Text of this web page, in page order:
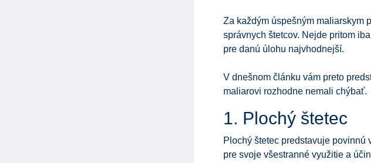
Za každým úspešným maliarskym
správnych štetcov. Nejde pritom
pre danú úlohu najvhodnejší.
V dnešnom článku vám preto
maliarovi rozhodne nemali chýbať.
1. Plochý štetec
Plochý štetec predstavuje
pre svoje všestranné využitie a